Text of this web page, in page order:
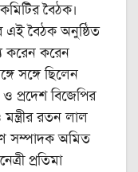
বৈঠক।
এই বৈঠক অনুষ্ঠিত
করেন করেন
সঙ্গে ছিলেন
ও প্রদেশ বিজেপির
রতন লাল
সম্পাদক অমিত
প্রতিমা